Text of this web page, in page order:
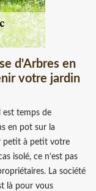
d'Arbres en
votre jardin
est temps de
en pot sur la
petit à petit votre
isolé, ce n’est pas
La société
là pour vous